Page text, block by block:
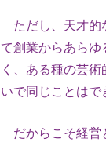
ただし、天才的
て創業からあら
く、ある種の芸
いで同じことはで
だからこそ経営